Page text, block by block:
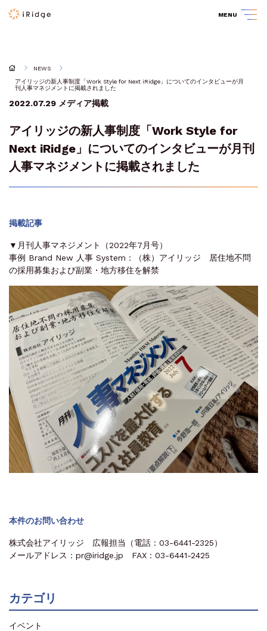
MENU
NEWS
アイリッジの新人事制度「Work Style for Next iRidge」についてのインタビューが月
刊人事マネジメントに掲載されました
2022.07.29 メディア掲載
アイリッジの新人事制度「Work Style for
Next iRidge」についてのインタビューが月刊
人事マネジメントに掲載されました
掲載記事
▼月刊人事マネジメント（2022年7月号）
事例 Brand New 人事 System：（株）アイリッジ 居住地不問
の採用募集および副業・地方移住を解禁
本件のお問い合わせ
株式会社アイリッジ 広報担当（電話：03-6441-2325）
メールアドレス：pr@iridge.jp FAX：03-6441-2425
カテゴリ
イベント